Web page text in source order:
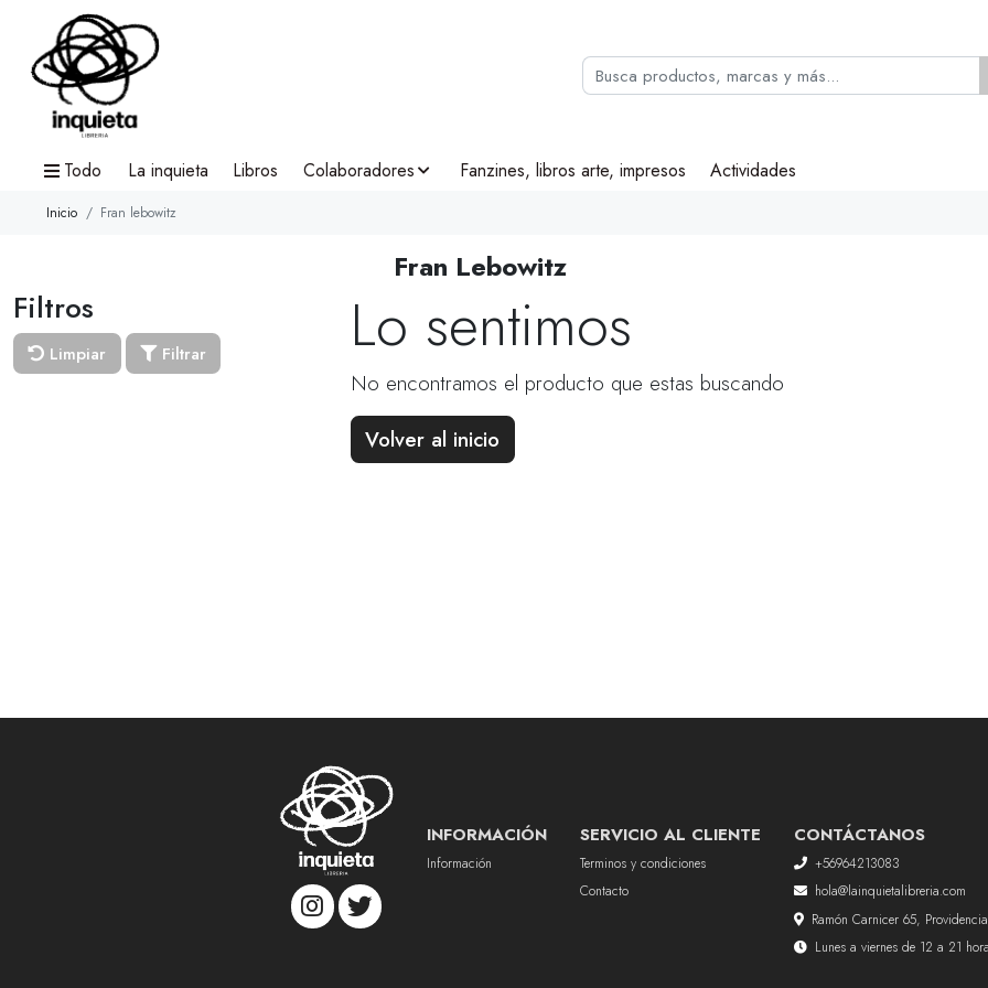
Todo La inquieta Libros Colaboradores Fanzines, libros arte, impresos Actividades
Inicio Fran lebowitz
Fran Lebowitz
Filtros
Limpiar Filtrar Lo sentimos
No encontramos el producto que estas buscando
Volver al inicio
INFORMACIÓN
Información
SERVICIO AL CLIENTE
Terminos y condiciones
Contacto
CONTÁCTANOS
+56964213083
hola@lainquietalibreria.com
Ramón Carnicer 65,
Lunes a viernes de 12 a 21